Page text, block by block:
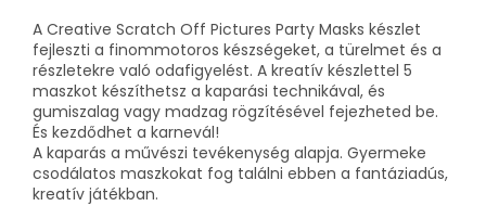
A Creative Scratch Off Pictures Party Masks készlet
fejleszti a finommotoros készségeket, a türelmet és a
részletekre való odafigyelést. A kreatív készlettel 5
maszkot készíthetsz a kaparási technikával, és
gumiszalag vagy madzag rögzítésével fejezheted be.
És kezdődhet a karnevál!
A kaparás a művészi tevékenység alapja. Gyermeke
csodálatos maszkokat fog találni ebben a fantáziadús,
kreatív játékban.